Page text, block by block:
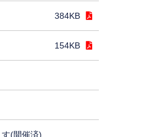
384KB
154KB
(開催済)